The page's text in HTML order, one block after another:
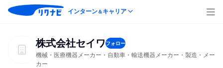
インターン＆キャリア
株式会社セイワフォロー
機械・医療機器メーカー・自動車・輸送機器メーカー・製造・メー
カー